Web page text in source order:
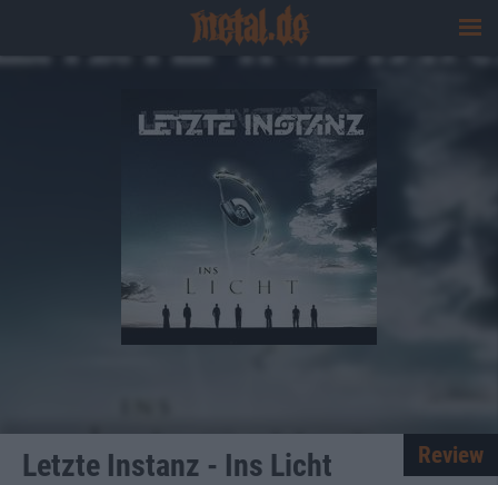
Letzte Instanz - Ins Licht Review